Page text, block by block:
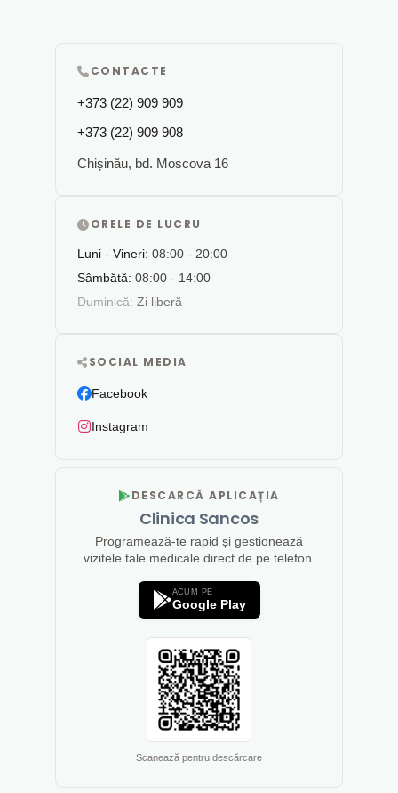
CONTACTE
+373 (22) 909 909
+373 (22) 909 908
Chișinău, bd. Moscova 16
ORELE DE LUCRU
Luni - Vineri: 08:00 - 20:00
Sâmbătă: 08:00 - 14:00
Duminică: Zi liberă
SOCIAL MEDIA
Facebook
Instagram
DESCARCĂ APLICAȚIA
Clinica Sancos
Programează-te rapid și gestionează
vizitele tale medicale direct de pe telefon.
ACUM PE
Google Play
Scanează pentru descărcare